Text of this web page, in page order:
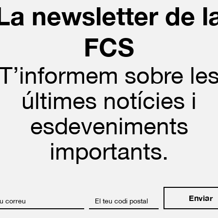
newsletter de
FCS
sobre
últimes notícies i
esdeveniments
importants.
correu El teu codi postal